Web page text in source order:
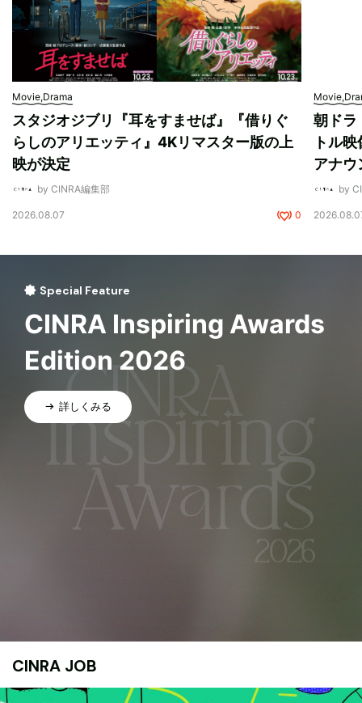
Movie,Drama
スタジオジブリ『耳をすませば』『借りぐ
らしのアリエッティ』4Kリマスター版の上
映が決定
by CINRA編集部
2026.08.07 0
朝ドラ
トル
アナウ
by
Special Feature
CINRA Inspiring Awards
Edition 2026
詳しくみる
CINRA JOB